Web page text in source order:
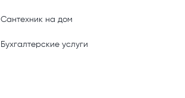
Сантехник на дом
Бухгалтерские услуги